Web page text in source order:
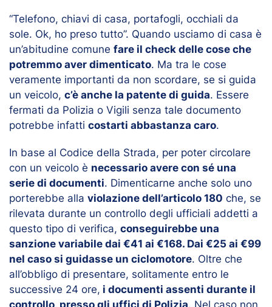
“Telefono, chiavi di casa, portafogli, occhiali da
sole. Ok, ho preso tutto”. Quando usciamo di casa è
un’abitudine comune fare il check delle cose che
potremmo aver dimenticato. Ma tra le cose
veramente importanti da non scordare, se si guida
un veicolo, c’è anche la patente di guida. Essere
fermati da Polizia o Vigili senza tale documento
potrebbe infatti costarti abbastanza caro.
In base al Codice della Strada, per poter circolare
con un veicolo è necessario avere con sé una
serie di documenti. Dimenticarne anche solo uno
porterebbe alla violazione dell’articolo 180 che, se
rilevata durante un controllo degli ufficiali addetti a
questo tipo di verifica, conseguirebbe una
sanzione variabile dai €41 ai €168. Dai €25 ai €99
nel caso si guidasse un ciclomotore. Oltre che
all’obbligo di presentare, solitamente entro le
successive 24 ore, i documenti assenti durante il
controllo, presso gli uffici di Polizia. Nel caso non